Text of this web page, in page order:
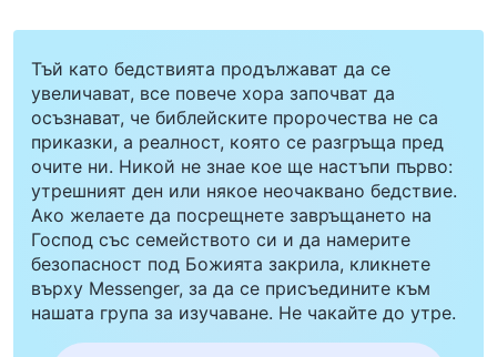
Тъй като бедствията продължават да се
увеличават, все повече хора започват да
осъзнават, че библейските пророчества не са
приказки, а реалност, която се разгръща пред
очите ни. Никой не знае кое ще настъпи първо:
утрешният ден или някое неочаквано бедствие.
Ако желаете да посрещнете завръщането на
Господ със семейството си и да намерите
безопасност под Божията закрила, кликнете
върху Messenger, за да се присъедините към
нашата група за изучаване. Не чакайте до утре.